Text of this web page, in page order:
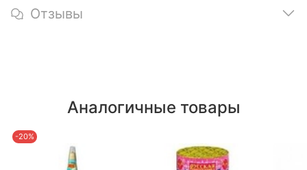
Отзывы
Аналогичные товары
-20%